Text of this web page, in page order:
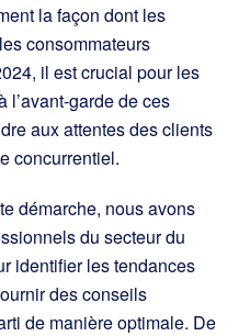
la façon dont les
consommateurs
il est crucial pour les
l’avant-garde de ces
aux attentes des clients
concurrentiel.
démarche, nous avons
du secteur du
identifier les tendances
des conseils
de manière optimale. De